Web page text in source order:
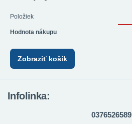
Položiek
Hodnota nákupu
Zobraziť košík
Infolinka:
0376526589